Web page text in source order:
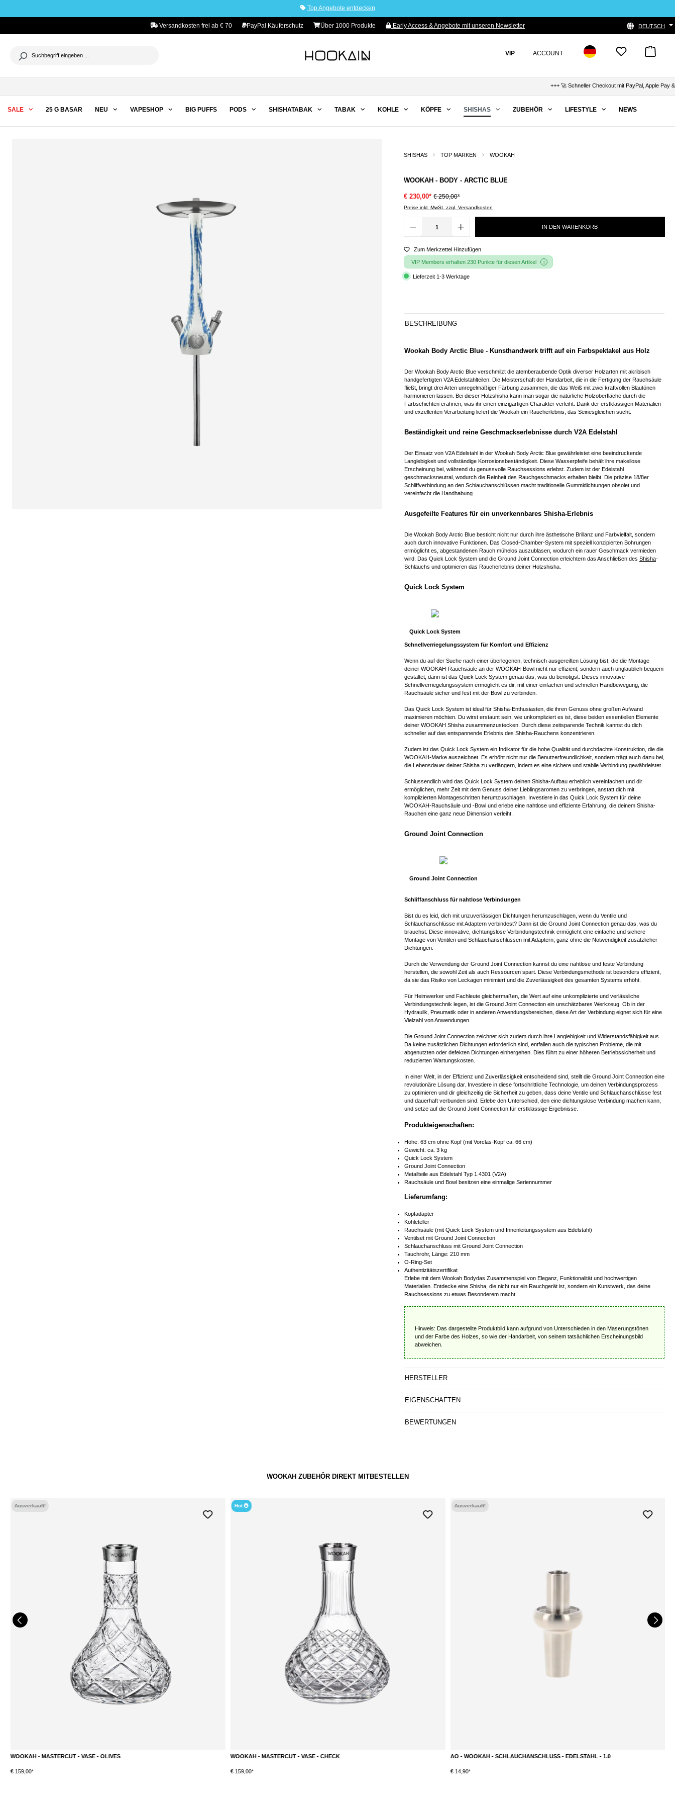
Top Angebote entdecken
Versandkosten frei ab € 70 PayPal Käuferschutz Über 1000 Produkte Early Access & Angebote mit unseren Newsletter DEUTSCH
VIP ACCOUNT
+++ 🚀 Schneller Checkout mit PayPal, Apple Pay &
SALE 25 G BASAR NEU VAPESHOP BIG PUFFS PODS SHISHATABAK TABAK KOHLE KÖPFE SHISHAS ZUBEHÖR LIFESTYLE NEWS
SHISHAS TOP MARKEN WOOKAH
WOOKAH - BODY - ARCTIC BLUE
€ 230,00* € 250,00*
Preise inkl. MwSt. zzgl. Versandkosten
IN DEN WARENKORB
Zum Merkzettel Hinzufügen
VIP Members erhalten 230 Punkte für diesen Artikel
Lieferzeit 1-3 Werktage
BESCHREIBUNG
Wookah Body Arctic Blue - Kunsthandwerk trifft auf ein Farbspektakel aus Holz
Der Wookah Body Arctic Blue verschmilzt die atemberaubende Optik diverser Holzarten mit akribisch
handgefertigten V2A Edelstahlteilen. Die Meisterschaft der Handarbeit, die in die Fertigung der Rauchsäule
fließt, bringt drei Arten unregelmäßiger Färbung zusammen, die das Weiß mit zwei kraftvollen Blautönen
harmonieren lassen. Bei dieser Holzshisha kann man sogar die natürliche Holzoberfläche durch die
Farbschichten erahnen, was ihr einen einzigartigen Charakter verleiht. Dank der erstklassigen Materialien
und exzellenten Verarbeitung liefert die Wookah ein Raucherlebnis, das Seinesgleichen sucht.
Beständigkeit und reine Geschmackserlebnisse durch V2A Edelstahl
Der Einsatz von V2A Edelstahl in der Wookah Body Arctic Blue gewährleistet eine beeindruckende
Langlebigkeit und vollständige Korrosionsbeständigkeit. Diese Wasserpfeife behält ihre makellose
Erscheinung bei, während du genussvolle Rauchsessions erlebst. Zudem ist der Edelstahl
geschmacksneutral, wodurch die Reinheit des Rauchgeschmacks erhalten bleibt. Die präzise 18/8er
Schliffverbindung an den Schlauchanschlüssen macht traditionelle Gummidichtungen obsolet und
vereinfacht die Handhabung.
Ausgefeilte Features für ein unverkennbares Shisha-Erlebnis
Die Wookah Body Arctic Blue besticht nicht nur durch ihre ästhetische Brillanz und Farbvielfalt, sondern
auch durch innovative Funktionen. Das Closed-Chamber-System mit speziell konzipierten Bohrungen
ermöglicht es, abgestandenen Rauch mühelos auszublasen, wodurch ein rauer Geschmack vermieden
wird. Das Quick Lock System und die Ground Joint Connection erleichtern das Anschließen des Shisha-
Schlauchs und optimieren das Raucherlebnis deiner Holzshisha.
Quick Lock System
Quick Lock System
Schnellverriegelungssystem für Komfort und Effizienz
Wenn du auf der Suche nach einer überlegenen, technisch ausgereiften Lösung bist, die die Montage
deiner WOOKAH-Rauchsäule an der WOOKAH-Bowl nicht nur effizient, sondern auch unglaublich bequem
gestaltet, dann ist das Quick Lock System genau das, was du benötigst. Dieses innovative
Schnellverriegelungssystem ermöglicht es dir, mit einer einfachen und schnellen Handbewegung, die
Rauchsäule sicher und fest mit der Bowl zu verbinden.
Das Quick Lock System ist ideal für Shisha-Enthusiasten, die ihren Genuss ohne großen Aufwand
maximieren möchten. Du wirst erstaunt sein, wie unkompliziert es ist, diese beiden essentiellen Elemente
deiner WOOKAH Shisha zusammenzustecken. Durch diese zeitsparende Technik kannst du dich
schneller auf das entspannende Erlebnis des Shisha-Rauchens konzentrieren.
Zudem ist das Quick Lock System ein Indikator für die hohe Qualität und durchdachte Konstruktion, die die
WOOKAH-Marke auszeichnet. Es erhöht nicht nur die Benutzerfreundlichkeit, sondern trägt auch dazu bei,
die Lebensdauer deiner Shisha zu verlängern, indem es eine sichere und stabile Verbindung gewährleistet.
Schlussendlich wird das Quick Lock System deinen Shisha-Aufbau erheblich vereinfachen und dir
ermöglichen, mehr Zeit mit dem Genuss deiner Lieblingsaromen zu verbringen, anstatt dich mit
komplizierten Montageschritten herumzuschlagen. Investiere in das Quick Lock System für deine
WOOKAH-Rauchsäule und -Bowl und erlebe eine nahtlose und effiziente Erfahrung, die deinem Shisha-
Rauchen eine ganz neue Dimension verleiht.
Ground Joint Connection
Ground Joint Connection
Schliffanschluss für nahtlose Verbindungen
Bist du es leid, dich mit unzuverlässigen Dichtungen herumzuschlagen, wenn du Ventile und
Schlauchanschlüsse mit Adaptern verbindest? Dann ist die Ground Joint Connection genau das, was du
brauchst. Diese innovative, dichtungslose Verbindungstechnik ermöglicht eine einfache und sichere
Montage von Ventilen und Schlauchanschlüssen mit Adaptern, ganz ohne die Notwendigkeit zusätzlicher
Dichtungen.
Durch die Verwendung der Ground Joint Connection kannst du eine nahtlose und feste Verbindung
herstellen, die sowohl Zeit als auch Ressourcen spart. Diese Verbindungsmethode ist besonders effizient,
da sie das Risiko von Leckagen minimiert und die Zuverlässigkeit des gesamten Systems erhöht.
Für Heimwerker und Fachleute gleichermaßen, die Wert auf eine unkomplizierte und verlässliche
Verbindungstechnik legen, ist die Ground Joint Connection ein unschätzbares Werkzeug. Ob in der
Hydraulik, Pneumatik oder in anderen Anwendungsbereichen, diese Art der Verbindung eignet sich für eine
Vielzahl von Anwendungen.
Die Ground Joint Connection zeichnet sich zudem durch ihre Langlebigkeit und Widerstandsfähigkeit aus.
Da keine zusätzlichen Dichtungen erforderlich sind, entfallen auch die typischen Probleme, die mit
abgenutzten oder defekten Dichtungen einhergehen. Dies führt zu einer höheren Betriebssicherheit und
reduzierten Wartungskosten.
In einer Welt, in der Effizienz und Zuverlässigkeit entscheidend sind, stellt die Ground Joint Connection eine
revolutionäre Lösung dar. Investiere in diese fortschrittliche Technologie, um deinen Verbindungsprozess
zu optimieren und dir gleichzeitig die Sicherheit zu geben, dass deine Ventile und Schlauchanschlüsse fest
und dauerhaft verbunden sind. Erlebe den Unterschied, den eine dichtungslose Verbindung machen kann,
und setze auf die Ground Joint Connection für erstklassige Ergebnisse.
Produkteigenschaften:
Höhe: 63 cm ohne Kopf (mit Vorclas-Kopf ca. 66 cm)
Gewicht: ca. 3 kg
Quick Lock System
Ground Joint Connection
Metallteile aus Edelstahl Typ 1.4301 (V2A)
Rauchsäule und Bowl besitzen eine einmalige Seriennummer
Lieferumfang:
Kopfadapter
Kohleteller
Rauchsäule (mit Quick Lock System und Innenleitungssystem aus Edelstahl)
Ventilset mit Ground Joint Connection
Schlauchanschluss mit Ground Joint Connection
Tauchrohr, Länge: 210 mm
O-Ring-Set
Authentizitätszertifikat
Erlebe mit dem Wookah Bodydas Zusammenspiel von Eleganz, Funktionalität und hochwertigen
Materialien. Entdecke eine Shisha, die nicht nur ein Rauchgerät ist, sondern ein Kunstwerk, das deine
Rauchsessions zu etwas Besonderem macht.
Hinweis: Das dargestellte Produktbild kann aufgrund von Unterschieden in den Maserungstönen
und der Farbe des Holzes, so wie der Handarbeit, von seinem tatsächlichen Erscheinungsbild
abweichen.
HERSTELLER
EIGENSCHAFTEN
BEWERTUNGEN
WOOKAH ZUBEHÖR DIREKT MITBESTELLEN
Ausverkauft!
WOOKAH - MASTERCUT - VASE - OLIVES
€ 159,00*
DETAILS
Hot
WOOKAH - MASTERCUT - VASE - CHECK
€ 159,00*
Ausverkauft!
AO - WOOKAH - SCHLAUCHANSCHLUSS - EDELSTAHL - 1.0
€ 14,90*
DETAILS